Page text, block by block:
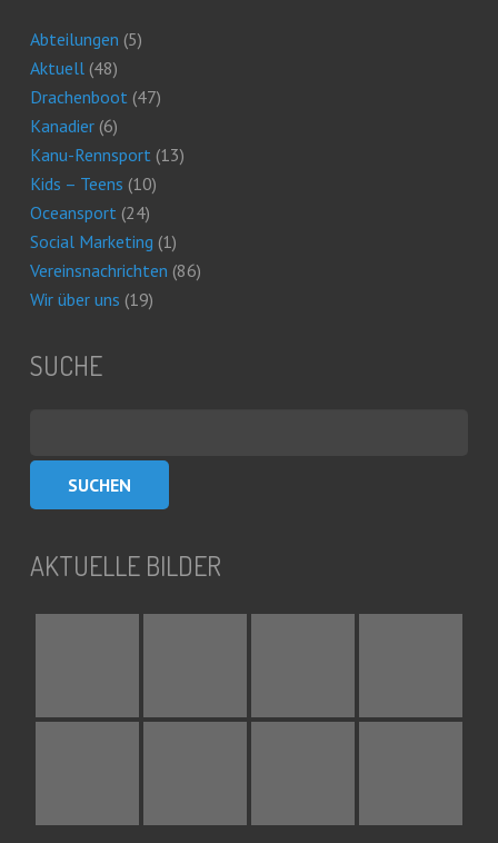
Abteilungen (5)
Aktuell(48)
Drachenboot(47)
Kanadier(6)
Kanu-Rennsport(13)
Kids – Teens (10)
Oceansport(24)
Social Marketing (1)
Vereinsnachrichten (86)
Wir über uns (19)
SUCHE
AKTUELLE BILDER